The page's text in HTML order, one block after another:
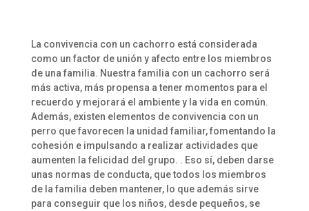
La convivencia con un cachorro está considerada
como un factor de unión y afecto entre los miembros
de una familia. Nuestra familia con un cachorro será
más activa, más propensa a tener momentos para el
recuerdo y mejorará el ambiente y la vida en común.
Además, existen elementos de convivencia con un
perro que favorecen la unidad familiar, fomentando la
cohesión e impulsando a realizar actividades que
aumenten la felicidad del grupo. . Eso sí, deben darse
unas normas de conducta, que todos los miembros
de la familia deben mantener, lo que además sirve
para conseguir que los niños, desde pequeños, se